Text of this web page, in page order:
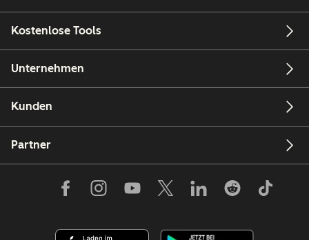
Kostenlose Tools
Unternehmen
Kunden
Partner